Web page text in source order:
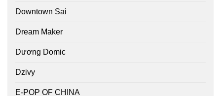
Downtown Sai
Dream Maker
Dương Domic
Dzivy
E-POP OF CHINA